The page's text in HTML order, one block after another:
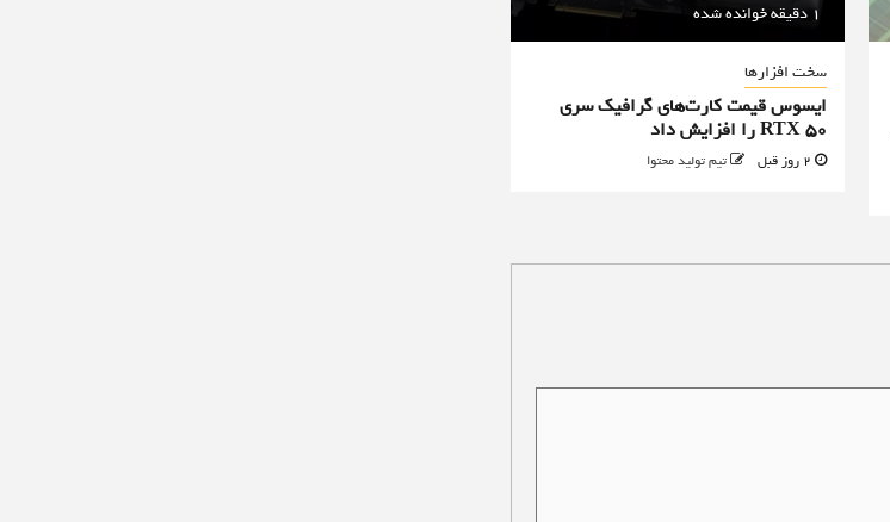
1 دقیقه خوانده شده
سخت افزارها
ایسوس قیمت کارت‌های گرافیک سری
RTX 50 را افزایش داد
تیم تولید محتوا